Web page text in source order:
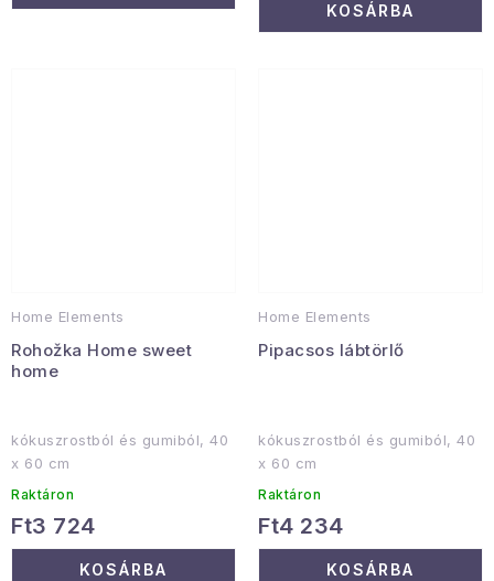
KOSÁRBA
Home Elements
Rohožka Home sweet
home
kókuszrostból és gumiból, 40
x 60 cm
Raktáron
Ft3 724
KOSÁRBA
Home Elements
Pipacsos lábtörlő
kókuszrostból és gumiból, 40
x 60 cm
Raktáron
Ft4 234
KOSÁRBA